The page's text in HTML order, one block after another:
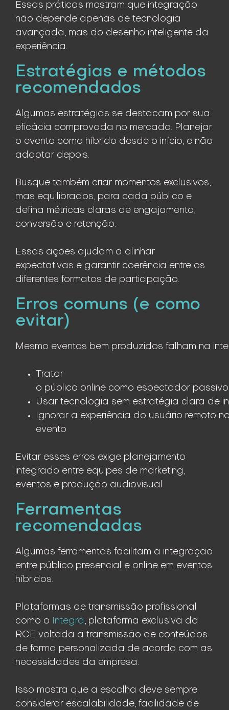
Essas práticas mostram que integração
não depende apenas de tecnologia
avançada, mas do desenho inteligente da
experiência.
Estratégias e métodos
recomendados
Algumas estratégias se destacam por sua
eficácia comprovada no mercado. Planejar
o evento como híbrido desde o início, e não
adaptar depois.
Busque também criar momentos exclusivos,
mas equilibrados, para cada público e
defina métricas claras de engajamento,
conversão e retenção.
Essas ações ajudam a alinhar
expectativas e garantir coerência entre os
diferentes formatos de participação.
Erros comuns (e como
evitar)
Mesmo eventos bem produzidos falham na
Tratar
o público online como espectador passivo
Usar tecnologia sem estratégia clara de
Ignorar a experiência do usuário remoto
evento
Evitar esses erros exige planejamento
integrado entre equipes de marketing,
eventos e produção audiovisual.
Ferramentas
recomendadas
Algumas ferramentas facilitam a integração
entre público presencial e online em eventos
híbridos.
Plataformas de transmissão profissional
como o
Integra, plataforma exclusiva da
RCE voltada a transmissão de conteúdos
de forma personalizada de acordo com as
necessidades da empresa.
Isso mostra que a escolha deve sempre
considerar escalabilidade, facilidade de